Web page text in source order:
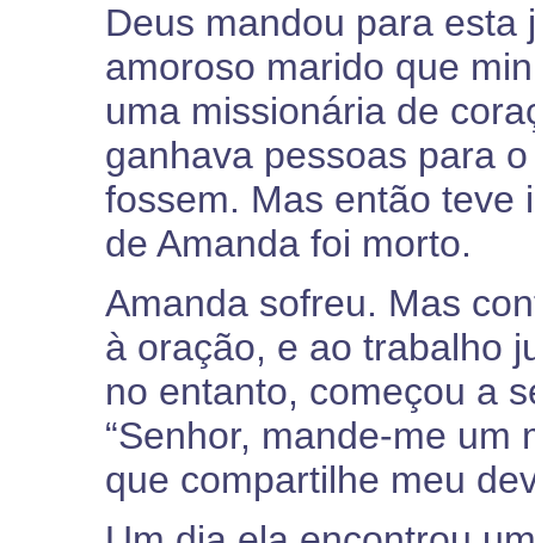
Deus mandou para
amoroso marido que
uma missionária de
ganhava pessoas para
fossem. Mas então teve
de Amanda foi morto.
Amanda sofreu. Mas
à oração, e ao trabalho
no entanto, começou a
“Senhor, mande-me
que compartilhe meu